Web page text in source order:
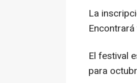
La
El festival
para